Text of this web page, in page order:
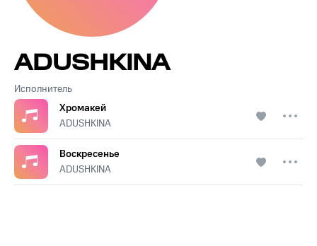
Исполнитель
ADUSHKINA
Хромакей
ADUSHKINA
Воскресенье
ADUSHKINA